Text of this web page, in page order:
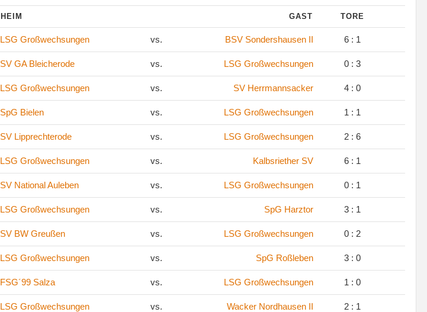
HEIM GAST TORE
LSG Großwechsungen vs. BSV Sondershausen II 6 : 1
SV GA Bleicherode vs. LSG Großwechsungen 0 : 3
LSG Großwechsungen vs. SV Herrmannsacker 4 : 0
SpG Bielen vs. LSG Großwechsungen 1 : 1
SV Lipprechterode vs. LSG Großwechsungen 2 : 6
LSG Großwechsungen vs. Kalbsriether SV 6 : 1
SV National Auleben vs. LSG Großwechsungen 0 : 1
LSG Großwechsungen vs. SpG Harztor 3 : 1
SV BW Greußen vs. LSG Großwechsungen 0 : 2
LSG Großwechsungen vs. SpG Roßleben 3 : 0
FSG´99 Salza vs. LSG Großwechsungen 1 : 0
LSG Großwechsungen vs. Wacker Nordhausen II 2 : 1